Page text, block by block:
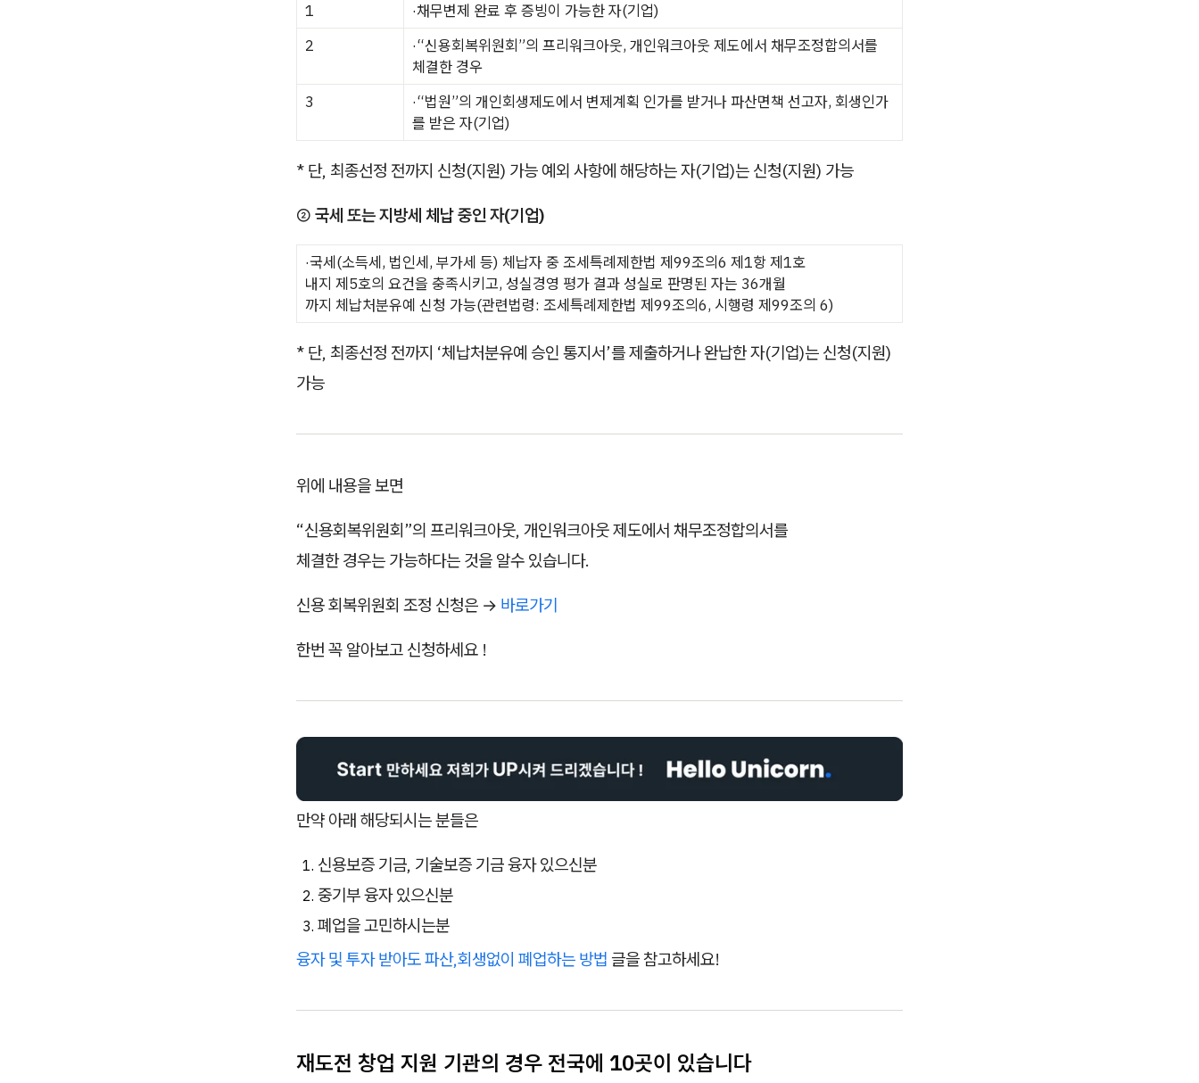
1
·채무변제 완료 후 증빙이 가능한 자(기업)
2
·“신용회복위원회”의 프리워크아웃, 개인워크아웃 제도에서 채무조정합의서를
체결한 경우
3
·“법원”의 개인회생제도에서 변제계획 인가를 받거나 파산면책 선고자, 회생인가
를 받은 자(기업)
* 단, 최종선정 전까지 신청(지원) 가능 예외 사항에 해당하는 자(기업)는 신청(지원) 가능
② 국세 또는 지방세 체납 중인 자(기업)
·국세(소득세, 법인세, 부가세 등) 체납자 중 조세특례제한법 제99조의6 제1항 제1호
내지 제5호의 요건을 충족시키고, 성실경영 평가 결과 성실로 판명된 자는 36개월
까지 체납처분유예 신청 가능(관련법령: 조세특례제한법 제99조의6, 시행령 제99조의 6)
* 단, 최종선정 전까지 ‘체납처분유예 승인 통지서’를 제출하거나 완납한 자(기업)는 신청(지원)
가능
위에 내용을 보면
“신용회복위원회”의 프리워크아웃, 개인워크아웃 제도에서 채무조정합의서를
체결한 경우는 가능하다는 것을 알수 있습니다.
신용 회복위원회 조정 신청은 → 바로가기
한번 꼭 알아보고 신청하세요 !
만약 아래 해당되시는 분들은
신용보증 기금, 기술보증 기금 융자 있으신분
중기부 융자 있으신분
폐업을 고민하시는분
융자 및 투자 받아도 파산,회생없이 폐업하는 방법 글을 참고하세요!
재도전 창업 지원 기관의 경우 전국에 10곳이 있습니다